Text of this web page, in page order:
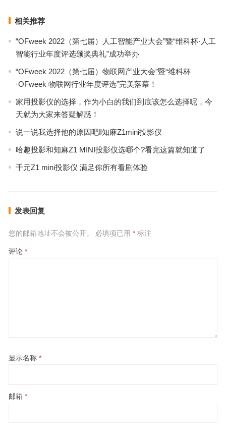
相关推荐
“OFweek 2022（第七届）人工智能产业大会”暨“维科杯·人工
智能行业年度评选颁奖典礼”成功举办
“OFweek 2022（第七届）物联网产业大会”暨“维科杯
·OFweek 物联网行业年度评选”完美落幕！
家用投影仪的选择，作为小白的我们到底该怎么选择呢，今
天就为大家来答疑解惑！
说一说我选择他的原因吧‖知麻Z1mini投影仪
哈趣投影和知麻Z1 MINI投影仪选哪个?看完这篇就知道了
千元Z1 mini投影仪 满足你所有看剧体验
发表回复
您的邮箱地址不会被公开。 必填项已用 *标注
评论 *
显示名称 *
邮箱 *